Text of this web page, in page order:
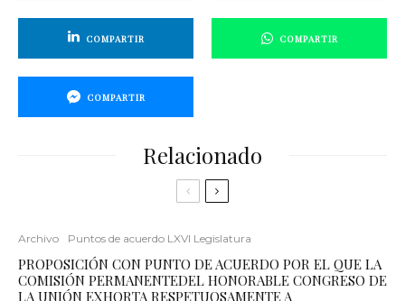
COMPARTIR COMPARTIR
COMPARTIR
Relacionado
Archivo Puntos de acuerdo LXVI Legislatura
PROPOSICIÓN CON PUNTO DE ACUERDO POR EL QUE LA
COMISIÓN PERMANENTEDEL HONORABLE CONGRESO DE
LA UNIÓN EXHORTA RESPETUOSAMENTE A